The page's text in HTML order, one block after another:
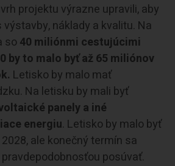
projektu výrazne upravili, aby
náklady a kvalitu. Na
so 40 miliónmi cestujúcimi
by to malo byť až 65 miliónov
Letisko by malo mať
Na letisku by mali byť
panely a iné
energiu. Letisko by malo byť
ale konečný termín sa
posúvať.